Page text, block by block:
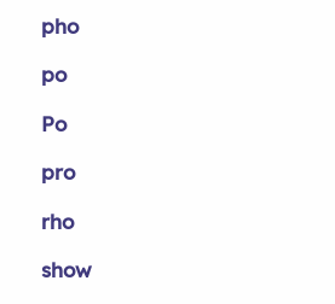
pho
po
Po
pro
rho
show